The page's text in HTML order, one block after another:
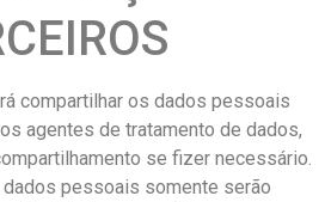
compartilhar os dados pessoais
agentes de tratamento de dados,
se fizer necessário.
pessoais somente serão